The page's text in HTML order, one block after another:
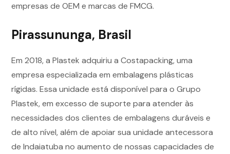
empresas de OEM e marcas de FMCG.
Pirassununga, Brasil
Em 2018, a Plastek adquiriu a Costapacking, uma
empresa especializada em embalagens plásticas
rígidas. Essa unidade está disponível para o Grupo
Plastek, em excesso de suporte para atender às
necessidades dos clientes de embalagens duráveis e
de alto nível, além de apoiar sua unidade antecessora
de Indaiatuba no aumento de nossas capacidades de